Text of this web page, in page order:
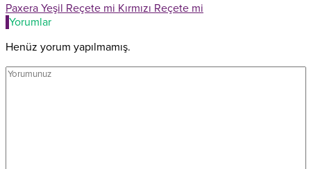
Paxera Yeşil Reçete mi Kırmızı Reçete mi
Yorumlar
Henüz yorum yapılmamış.